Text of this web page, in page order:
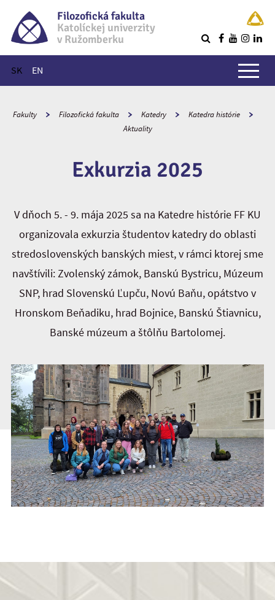
Filozofická fakulta
Katolíckej univerzity
v Ružomberku
SK EN
Hlavné menu
Fakulty Filozofická fakulta Katedry
Katedra histórie
Aktuality
Exkurzia 2025
V dňoch 5. - 9. mája 2025 sa na Katedre histórie FF KU
organizovala exkurzia študentov katedry do oblasti
stredoslovenských banských miest, v rámci ktorej sme
navštívili: Zvolenský zámok, Banskú Bystricu, Múzeum
SNP, hrad Slovenskú Ľupču, Novú Baňu, opátstvo v
Hronskom Beňadiku, hrad Bojnice, Banskú Štiavnicu,
Banské múzeum a štôlňu Bartolomej.